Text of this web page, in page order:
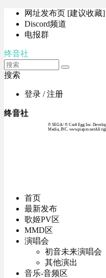
网址发布页 [建议收藏]
Discord频道
电报群
终音社
搜索
登录 / 注册
终音社
© SEGA / © Craft Egg Inc.
Media, INC. www.piapro.netAll
首页
最新发布
歌姬PV区
MMD区
演唱会
初音未来演唱会
其他演出
音乐-音频区